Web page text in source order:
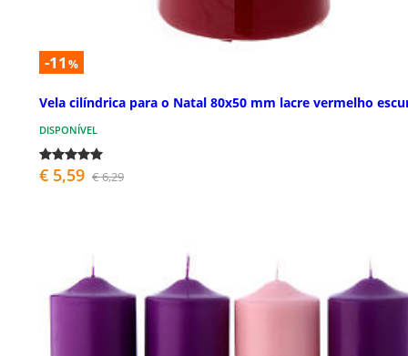
-11 %
Vela cilíndrica para o Natal 80x50 mm lacre vermelho
DISPONÍVEL
€ 5,59 € 6,29